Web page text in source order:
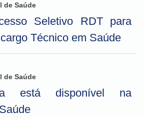
de Saúde
Seletivo RDT para
Técnico em Saúde
de Saúde
está disponível na